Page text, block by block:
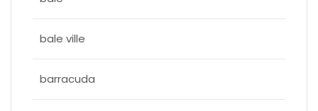
bale ville
barracuda